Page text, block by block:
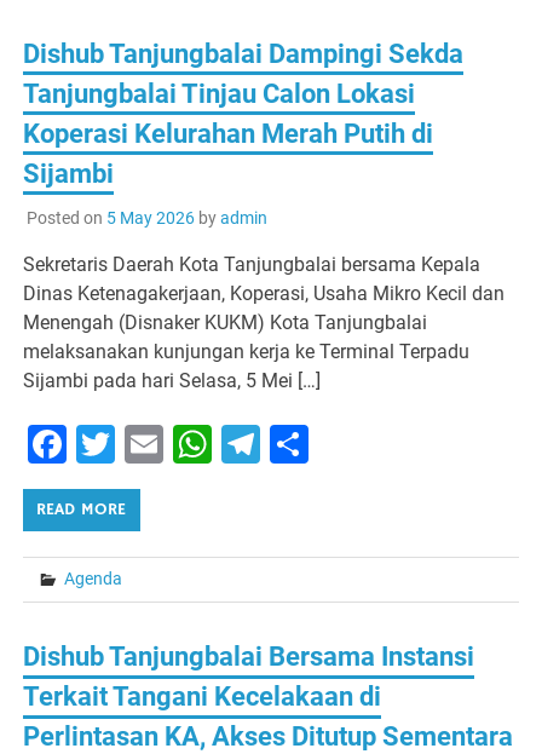
Dishub Tanjungbalai Dampingi Sekda
Tanjungbalai Tinjau Calon Lokasi
Koperasi Kelurahan Merah Putih di
Sijambi
Posted on 5 May 2026byadmin
Sekretaris Daerah Kota Tanjungbalai bersama Kepala
Dinas Ketenagakerjaan, Koperasi, Usaha Mikro Kecil dan
Menengah (Disnaker KUKM) Kota Tanjungbalai
melaksanakan kunjungan kerja ke Terminal Terpadu
Sijambi pada hari Selasa, 5 Mei […]
Facebook
Twitter
EmailWhatsApp
Telegram
READ MORE
Agenda
Dishub Tanjungbalai Bersama Instansi
Terkait Tangani Kecelakaan di
Perlintasan KA, Akses Ditutup Sementara